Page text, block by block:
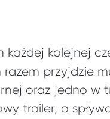
kolejnej
przyjdzie
oraz jedno w
trailer, a